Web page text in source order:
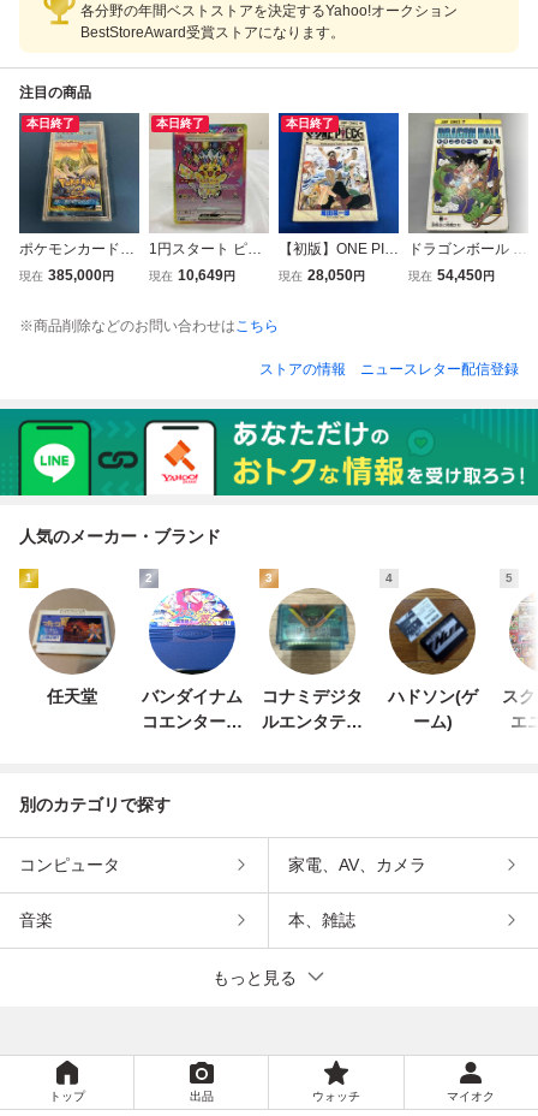
各分野の年間ベストストアを決定するYahoo!オークション
BestStoreAward受賞ストアになります。
注目の商品
本日終了
ポケモンカードe
拡張パック 第3
現在 385,000円
本日終了
1円スタート ピカ
チュウex(234/19
現在 10,649円
本日終了
【初版】ONE PIE
CE 巻一 尾田栄一
現在 28,050円
ドラゴンボール 1
巻 初版
現在 54,450円
※商品削除などのお問い合わせはこちら
ストアの情報 ニュースレター配信登録
人気のメーカー・ブランド
1
任天堂
2
バンダイナム
コエンターテ
3
コナミデジタ
ルエンタテイ
4
ハドソン(ゲ
ーム)
5
ス
エ
別のカテゴリで探す
コンピュータ 家電、AV、カメラ
音楽 本、雑誌
もっと見る
トップ 出品 ウォッチ マイオク